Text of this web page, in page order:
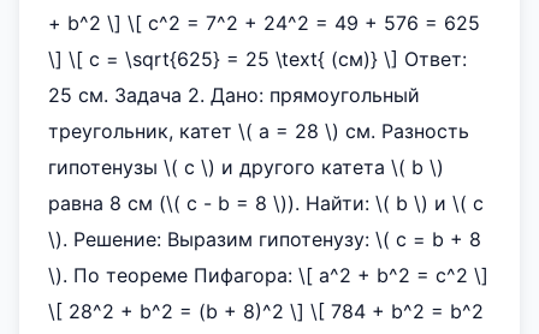
+ b^2 \] \[ c^2 = 7^2 + 24^2 = 49 + 576 = 625
\] \[ c = \sqrt{625} = 25 \text{ (см)} \] Ответ:
25 см. Задача 2. Дано: прямоугольный
треугольник, катет \( a = 28 \) см. Разность
гипотенузы \( c \) и другого катета \( b \)
равна 8 см (\( c - b = 8 \)). Найти: \( b \) и \( c
\). Решение: Выразим гипотенузу: \( c = b + 8
\). По теореме Пифагора: \[ a^2 + b^2 = c^2 \]
\[ 28^2 + b^2 = (b + 8)^2 \] \[ 784 + b^2 = b^2